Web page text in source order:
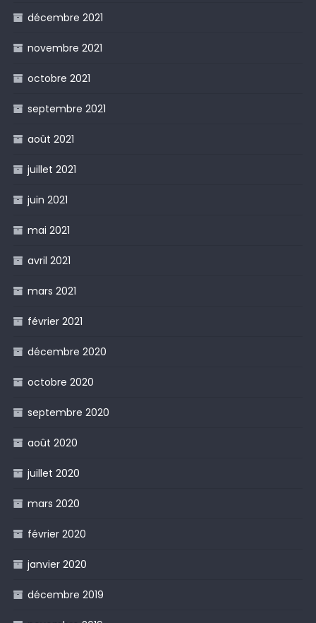
décembre 2021
novembre 2021
octobre 2021
septembre 2021
août 2021
juillet 2021
juin 2021
mai 2021
avril 2021
mars 2021
février 2021
décembre 2020
octobre 2020
septembre 2020
août 2020
juillet 2020
mars 2020
février 2020
janvier 2020
décembre 2019